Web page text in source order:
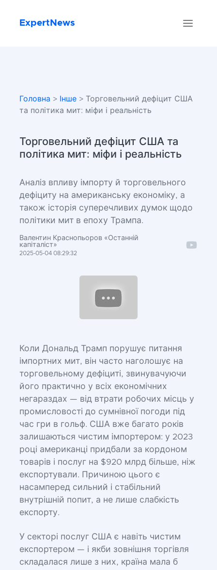
ExpertNews
Головна > Інше > Торговельний дефіцит США
та політика мит: міфи і реальність
Торговельний дефіцит США та
політика мит: міфи і реальність
Аналіз впливу імпорту й торговельного
дефіциту на американську економіку, а
також історія суперечливих думок щодо
політики мит в епоху Трампа.
Валентин Краснопьоров «Останній
капіталіст»
2025-05-04 08:29:32
Коли Дональд Трамп порушує питання
імпортних мит, він часто наголошує на
торговельному дефіциті, звинувачуючи
його практично у всіх економічних
негараздах — від втрати робочих місць у
промисловості до сумнівної погоди під
час гри в гольф. США вже багато років
залишаються чистим імпортером: у 2023
році американці придбали за кордоном
товарів і послуг на $920 млрд більше, ніж
експортували. Причиною цього є
насамперед сильний і стабільний
внутрішній попит, а не лише слабкість
експорту.
У секторі послуг США є навіть чистим
експортером — і якби зовнішня торгівля
складалася лише з них, країна мала б